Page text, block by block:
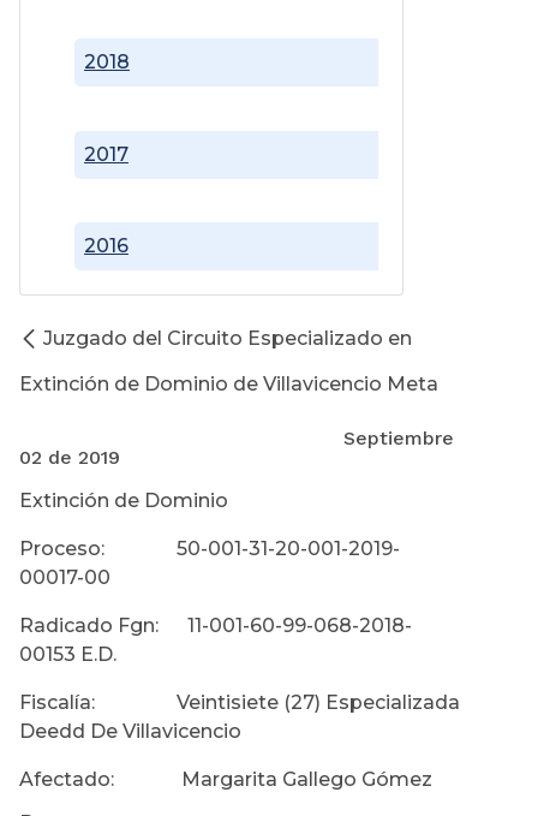
2016
2017
2018
Juzgado del Circuito Especializado en
Extinción de Dominio de Villavicencio Meta
Septiembre
02 de 2019
Extinción de Dominio
Proceso: 50-001-31-20-001-2019-
00017-00
Radicado Fgn: 11-001-60-99-068-2018-
00153 E.D.
Fiscalía: Veintisiete (27) Especializada
Deedd De Villavicencio
Afectado: Margarita Gallego Gómez